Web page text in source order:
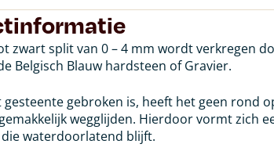
zwart split van 0 – 4 mm wordt verkregen
Belgisch Blauw hardsteen of Gravier.
gebroken is, heeft het geen rond
wegglijden. Hierdoor vormt zich
waterdoorlatend blijft.